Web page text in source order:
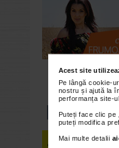
Acest site
Pe lângă cookie-
nostru și ajută la
performanța site-
Puteți face clic pe
puteți modifica
Mai multe detalii